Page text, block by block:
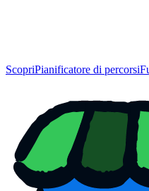
ScopriPianificatore di percorsi